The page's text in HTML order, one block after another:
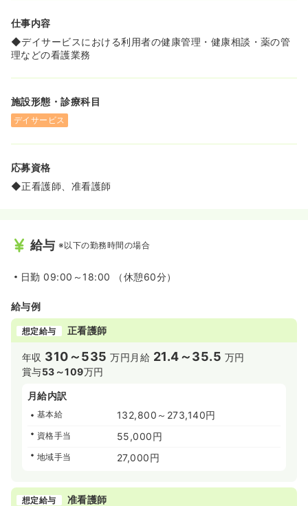
仕事内容
◆デイサービスにおける利用者の健康管理・健康相談・薬の管
理などの看護業務
施設形態・診療科目
デイサービス
応募資格
◆正看護師、准看護師
給与 ※以下の勤務時間の場合
日勤 09:00～18:00 （休憩60分）
給与例
想定給与 正看護師
年収 310～535 万円 月給 21.4～35.5 万円
賞与53～109万円
月給内訳
基本給 132,800～273,140円
資格手当 55,000円
地域手当 27,000円
想定給与 准看護師